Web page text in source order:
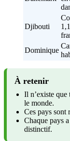
Djibouti
Dominique
À retenir
Il n’existe que
le monde.
Ces pays sont
Chaque pays
distinctif.